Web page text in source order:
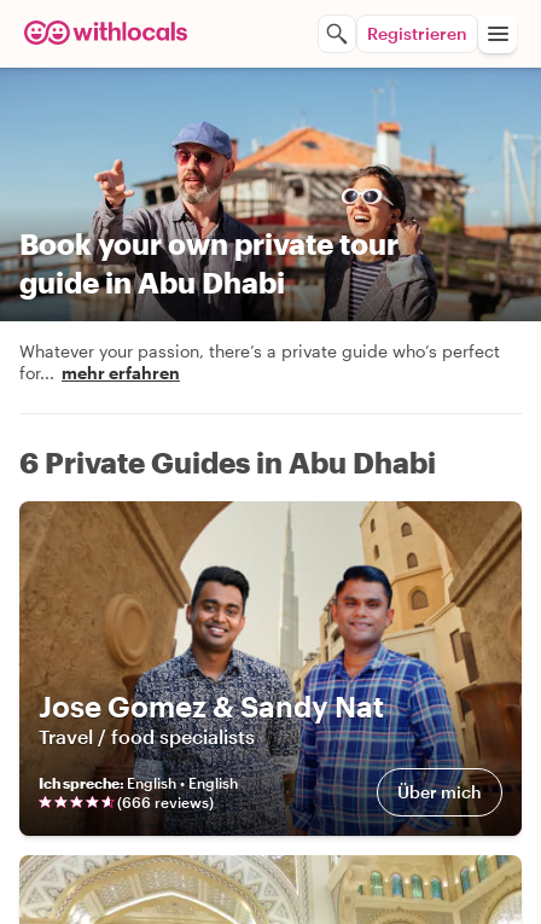
Registrieren
Book your own private tour
guide in Abu Dhabi
Whatever your passion, there’s a private guide who’s perfect
for... mehr erfahren
6 Private Guides in Abu Dhabi
Jose Gomez & Sandy Nat
Travel / food specialists
Ich spreche: English • English
(666 reviews) Über mich